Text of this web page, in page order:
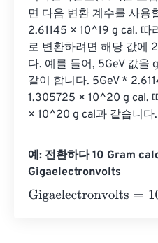
면 다음 변환 계수를 사용
2.61145 × 10^19 g cal. 따
로 변환하려면 해당 값에
다. 예를 들어, 5GeV 값을
같이 합니다. 5GeV *
1.305725 × 10^20 g cal.
× 10^20 g cal과 같습니다.
예: 전환하다 10 Gram
Gigaelectronvolts
Gigaelectronvolts=10